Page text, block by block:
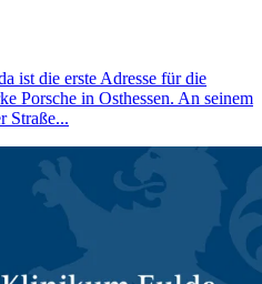
ist die erste Adresse für die
Porsche in Osthessen. An seinem
Straße...